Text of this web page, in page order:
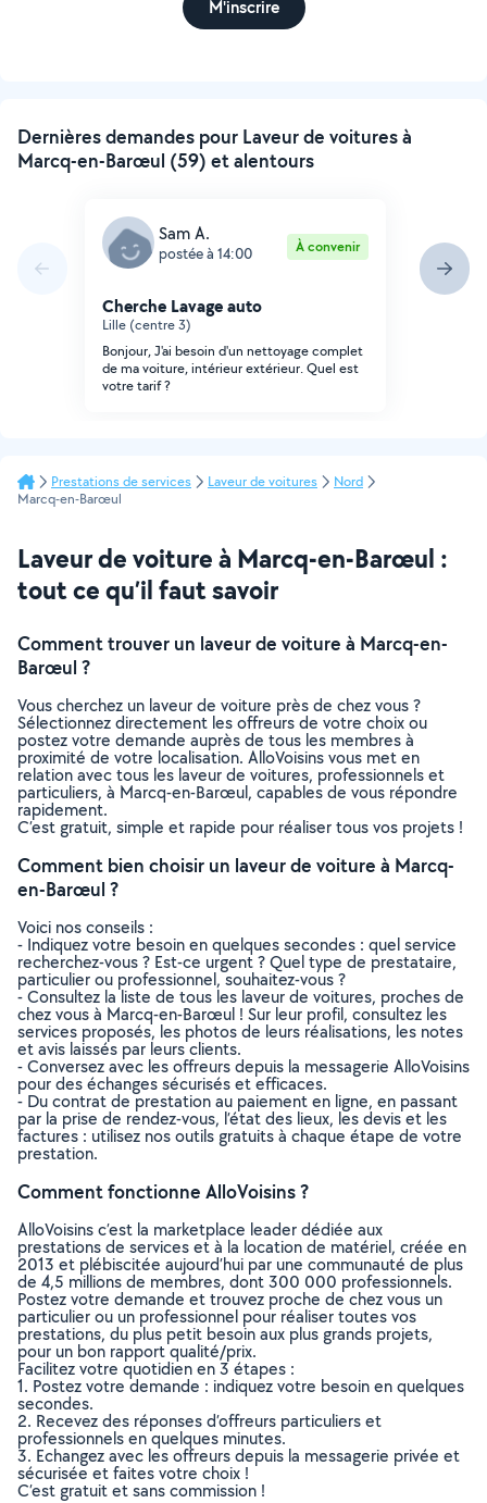
M'inscrire
Dernières demandes pour Laveur de voitures à
Marcq-en-Barœul (59) et alentours
Sam A.
postée à 14:00 À convenir
Cherche Lavage auto
Lille (centre 3)
Bonjour, J'ai besoin d'un nettoyage complet
de ma voiture, intérieur extérieur. Quel est
votre tarif ?
Prestations de services Laveur de voitures
Nord
Marcq-en-Barœul
Laveur de voiture à Marcq-en-Barœul :
tout ce qu’il faut savoir
Comment trouver un laveur de voiture à Marcq-en-
Barœul ?
Vous cherchez un laveur de voiture près de chez vous ?
Sélectionnez directement les offreurs de votre choix ou
postez votre demande auprès de tous les membres à
proximité de votre localisation. AlloVoisins vous met en
relation avec tous les laveur de voitures, professionnels et
particuliers, à Marcq-en-Barœul, capables de vous répondre
rapidement.
C’est gratuit, simple et rapide pour réaliser tous vos projets !
Comment bien choisir un laveur de voiture à Marcq-
en-Barœul ?
Voici nos conseils :
- Indiquez votre besoin en quelques secondes : quel service
recherchez-vous ? Est-ce urgent ? Quel type de prestataire,
particulier ou professionnel, souhaitez-vous ?
- Consultez la liste de tous les laveur de voitures, proches de
chez vous à Marcq-en-Barœul ! Sur leur profil, consultez les
services proposés, les photos de leurs réalisations, les notes
et avis laissés par leurs clients.
- Conversez avec les offreurs depuis la messagerie AlloVoisins
pour des échanges sécurisés et efficaces.
- Du contrat de prestation au paiement en ligne, en passant
par la prise de rendez-vous, l’état des lieux, les devis et les
factures : utilisez nos outils gratuits à chaque étape de votre
prestation.
Comment fonctionne AlloVoisins ?
AlloVoisins c’est la marketplace leader dédiée aux
prestations de services et à la location de matériel, créée en
2013 et plébiscitée aujourd’hui par une communauté de plus
de 4,5 millions de membres, dont 300 000 professionnels.
Postez votre demande et trouvez proche de chez vous un
particulier ou un professionnel pour réaliser toutes vos
prestations, du plus petit besoin aux plus grands projets,
pour un bon rapport qualité/prix.
Facilitez votre quotidien en 3 étapes :
1. Postez votre demande : indiquez votre besoin en quelques
secondes.
2. Recevez des réponses d’offreurs particuliers et
professionnels en quelques minutes.
3. Echangez avec les offreurs depuis la messagerie privée et
sécurisée et faites votre choix !
C’est gratuit et sans commission !